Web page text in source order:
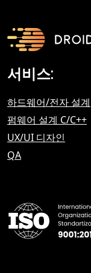
서비스:
하드웨어/전자 설계
펌웨어 설계 C/C++
UX/UI 디자인
QA